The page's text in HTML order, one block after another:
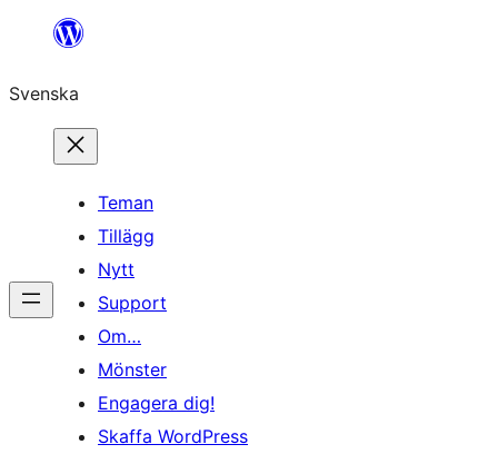
Hoppa
innehåll
Svenska
Teman
Tillägg
Nytt
Support
Om…
Mönster
Engagera dig!
Skaffa WordPress